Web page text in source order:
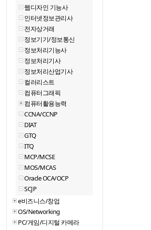
웹디자인 기능사
인터넷정보관리사
전자상거래
정보기기/정보통신
정보처리기능사
정보처리기사
정보처리산업기사
컬러리스트
컴퓨터그래픽
컴퓨터활용능력
CCNA/CCNP
DIAT
GTQ
ITQ
MCP/MCSE
MOS/MCAS
Oracle OCA/OCP
SCJP
e비즈니스/창업
OS/Networking
PC/게임/디지털 카메라